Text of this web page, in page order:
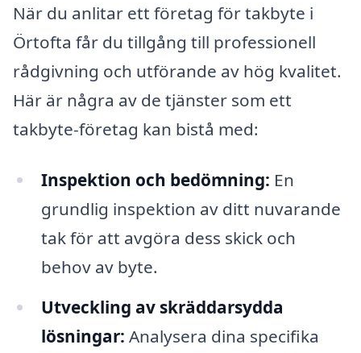
När du anlitar ett företag för takbyte i
Örtofta får du tillgång till professionell
rådgivning och utförande av hög kvalitet.
Här är några av de tjänster som ett
takbyte-företag kan bistå med:
Inspektion och bedömning: En
grundlig inspektion av ditt nuvarande
tak för att avgöra dess skick och
behov av byte.
Utveckling av skräddarsydda
lösningar: Analysera dina specifika